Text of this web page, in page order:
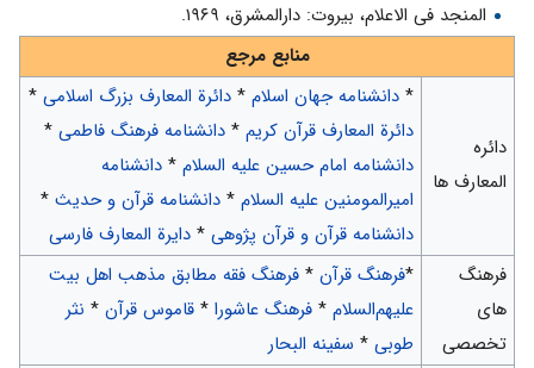
المنجد فی الاعلام، بیروت: دارالمشرق، ۱۹۶۹.
منابع مرجع
دائره
المعارف ها
* دانشنامه جهان اسلام* دائرة المعارف بزرگ اسلامی*
دائرة المعارف قرآن کریم* دانشنامه فرهنگ فاطمی*
دانشنامه امام حسین علیه السلام* دانشنامه
امیرالمومنین علیه السلام* دانشنامه قرآن و حدیث*
دانشنامه قرآن و قرآن پژوهی* دایرة المعارف فارسی
فرهنگ
های
تخصصی
*فرهنگ قرآن* فرهنگ فقه مطابق مذهب اهل بیت
علیهم‌السلام* فرهنگ عاشورا* قاموس قرآن* نثر
طوبی* سفینه البحار